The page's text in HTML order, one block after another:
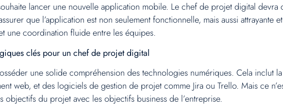
lancer une nouvelle application mobile. Le chef de projet digital
que l’application est non seulement fonctionnelle, mais aussi attrayante
une coordination fluide entre les équipes.
clés pour un chef de projet digital
une solide compréhension des technologies numériques. Cela inclut
web, et des logiciels de gestion de projet comme Jira ou Trello. Mais ce
du projet avec les objectifs business de l’entreprise.